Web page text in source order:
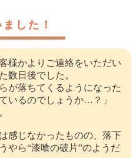
した！
様かよりご連絡をいただい
数日後でした。
が落ちてくるようになった
いるのでしょうか…？」
感じなかったものの、落下
やら“漆喰の破片”のようだ